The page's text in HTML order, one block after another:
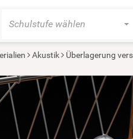
Schulstufe wählen
Akustik
Überlagerung